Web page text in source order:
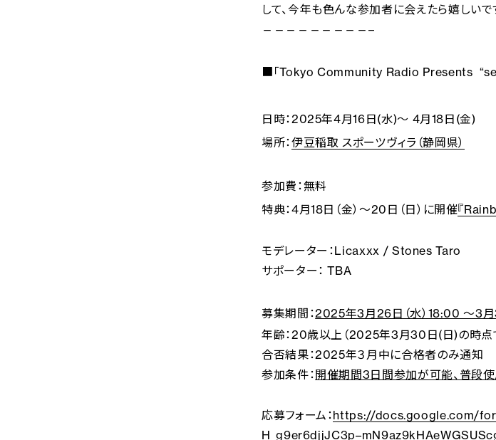
して、今年も色んな参加者に会えたら嬉しいで
—————————–
■「Tokyo Community Radio Presents
日時： 2025年4月16日(水)〜 4月18日(金)
場所：伊豆稲取 スポーツヴィラ（静岡県）
参加費：無料
特典：4月18日（金）〜20日（日）に開催『
モデレーター：Licaxxx / Stones Taro
サポーター：TBA
募集期間：2025年3月26日（水）18:00 ～3月
年齢：20歳以上 （2025年3月30日(日)の時点
合否結果：2025年３月中に合格者のみ通知
参加条件： 開催期間3日間参加が可能、普段
応募フォーム：https://docs.google.com/